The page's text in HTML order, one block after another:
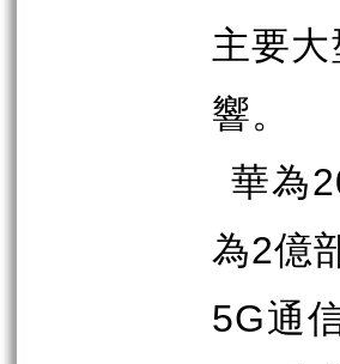
主要
響。
華為
為2億
5G通